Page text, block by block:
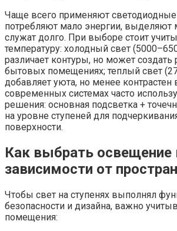
Чаще всего применяют
потребляют мало энергии, выделяют
служат долго. При выборе стоит
температуру: холодный свет
различает контуры, но может создать
бытовых помещениях; теплый свет
добавляет уюта, но менее контрастен
современных системах часто
решения: основная подсветка +
на уровне ступеней для
поверхности.
Как выбрать освещение
зависимости от
Чтобы свет на ступенях выполнял
безопасности и дизайна, важно
помещения: